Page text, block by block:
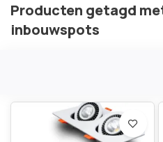
Producten getagd
inbouwspots